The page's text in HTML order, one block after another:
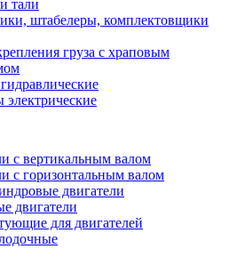
тали
штабелеры, комплектовщики
груза с храповым
электрические
с вертикальным валом
с горизонтальным валом
двигатели
двигатели
для двигателей